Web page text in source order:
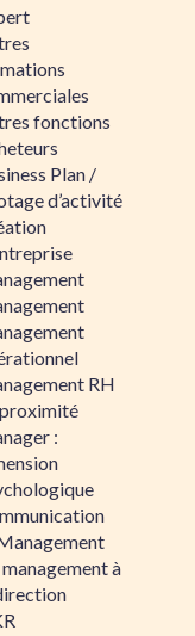
fonctions
Plan /
d’activité
RH
:
à